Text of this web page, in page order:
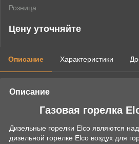
Розница
Цену уточняйте
Описание Характеристики
Описание
Газовая горелка
Дизельные горелки Elco являются
дизельной горелке Elco воздух для